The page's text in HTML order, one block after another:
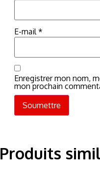
E-mail*
Enregistrer mon nom,
mon prochain
Produits